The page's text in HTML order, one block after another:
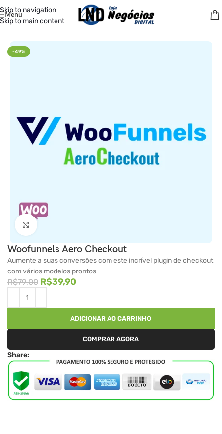
Skip to navigation
Skip to main content
Menu
Início/Plugins/Checkout
-49%
Clique para ampliar
Woofunnels Aero Checkout
Aumente a suas conversões com este incrível plugin de checkout
com vários modelos prontos
R$79,00 R$39,90
ADICIONAR AO CARRINHO
COMPRAR AGORA
Share: